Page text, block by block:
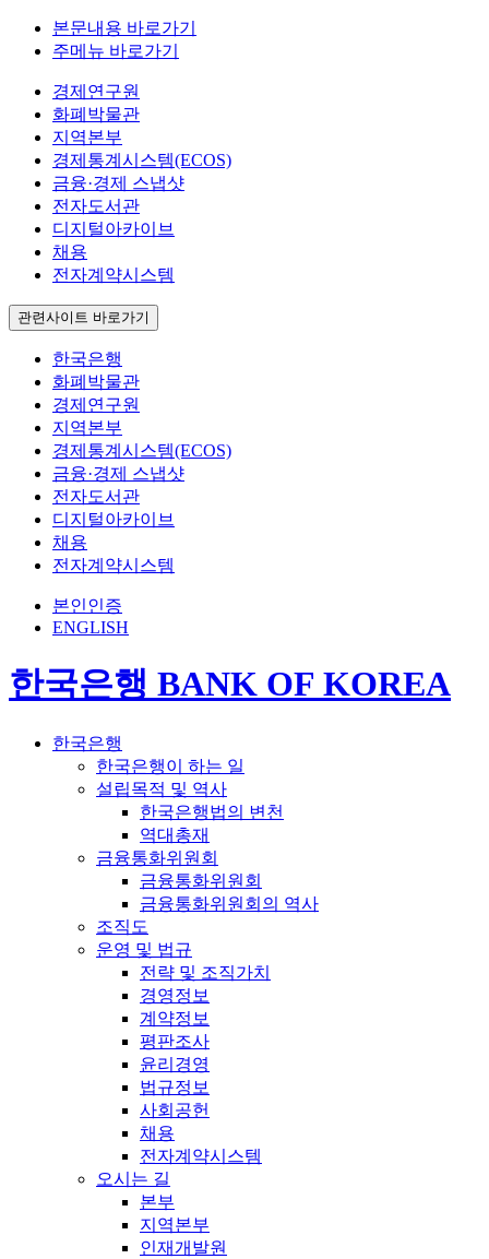
본문내용 바로가기
주메뉴 바로가기
경제연구원
화폐박물관
지역본부
경제통계시스템(ECOS)
금융·경제 스냅샷
전자도서관
디지털아카이브
채용
전자계약시스템
관련사이트 바로가기
한국은행
화폐박물관
경제연구원
지역본부
경제통계시스템(ECOS)
금융·경제 스냅샷
전자도서관
디지털아카이브
채용
전자계약시스템
본인인증
ENGLISH
한국은행 BANK OF KOREA
한국은행
한국은행이 하는 일
설립목적 및 역사
한국은행법의 변천
역대총재
금융통화위원회
금융통화위원회
금융통화위원회의 역사
조직도
운영 및 법규
전략 및 조직가치
경영정보
계약정보
평판조사
윤리경영
법규정보
사회공헌
채용
전자계약시스템
오시는 길
본부
지역본부
인재개발원